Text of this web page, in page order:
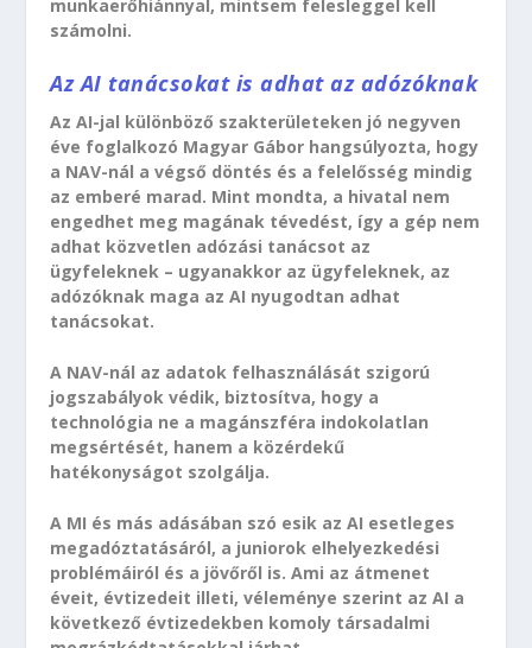
munkaerőhiánnyal, mintsem felesleggel kell
számolni.
Az AI tanácsokat is adhat az adózóknak
Az AI-jal különböző szakterületeken jó negyven
éve foglalkozó Magyar Gábor hangsúlyozta, hogy
a NAV-nál a végső döntés és a felelősség mindig
az emberé marad. Mint mondta, a hivatal nem
engedhet meg magának tévedést, így a gép nem
adhat közvetlen adózási tanácsot az
ügyfeleknek – ugyanakkor az ügyfeleknek, az
adózóknak maga az AI nyugodtan adhat
tanácsokat.
A NAV-nál az adatok felhasználását szigorú
jogszabályok védik, biztosítva, hogy a
technológia ne a magánszféra indokolatlan
megsértését, hanem a közérdekű
hatékonyságot szolgálja.
A MI és más adásában szó esik az AI esetleges
megadóztatásáról, a juniorok elhelyezkedési
problémáiról és a jövőről is. Ami az átmenet
éveit, évtizedeit illeti, véleménye szerint az AI a
következő évtizedekben komoly társadalmi